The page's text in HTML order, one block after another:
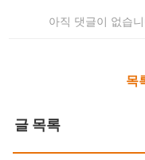
아직 댓글이 없습
목
글 목록